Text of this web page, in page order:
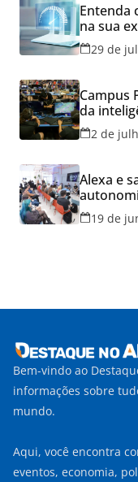
Entenda
na sua
29 de
Campus
da
2 de
Alexa e
19 de
Bem-vindo ao
informações sobre
mundo.
Aqui, você encontra
eventos, economia,